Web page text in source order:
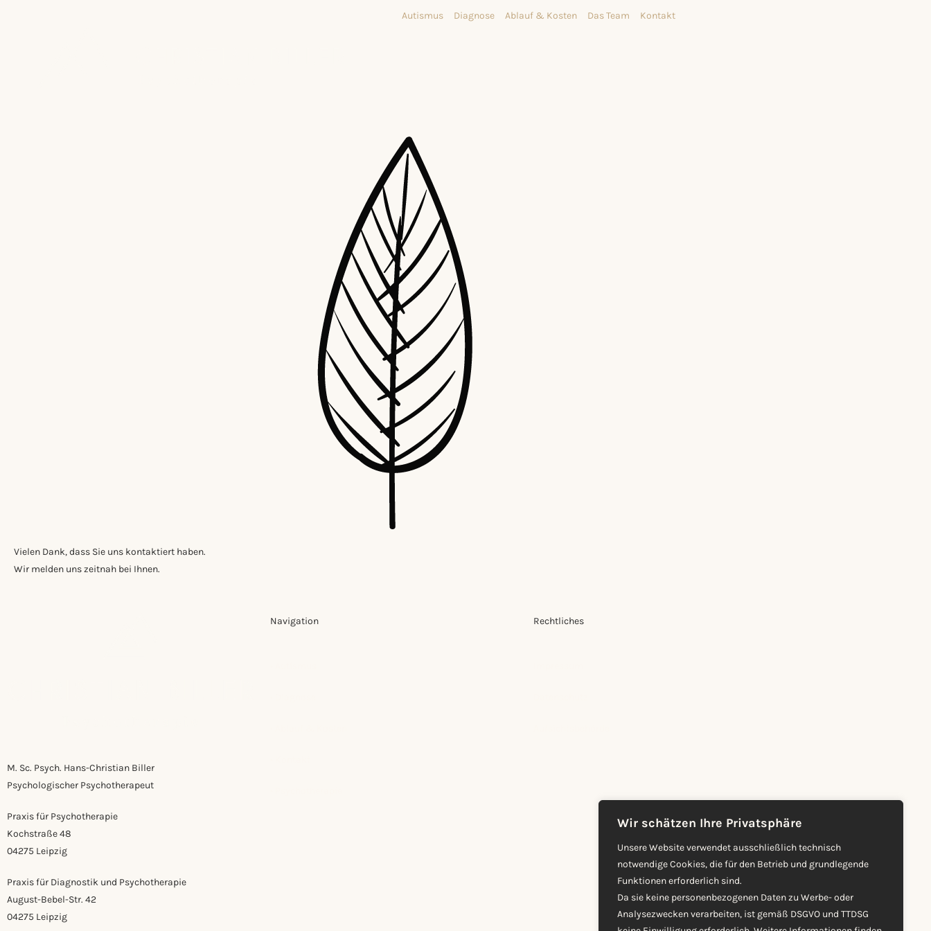
Wir schätzen Ihre Privatsphäre
Unsere Website verwendet ausschließlich technisch
notwendige Cookies, die für den Betrieb und grundlegende
Funktionen erforderlich sind.
Da sie keine personenbezogenen Daten zu Werbe- oder
Analysezwecken verarbeiten, ist gemäß DSGVO und TTDSG
Autismus Diagnose Ablauf & Kosten Das Team Kontakt
Vielen Dank, dass Sie uns kontaktiert haben.
Wir melden uns zeitnah bei Ihnen.
M. Sc. Psych. Hans-Christian Biller
Psychologischer Psychotherapeut
Praxis für Psychotherapie
Kochstraße 48
04275 Leipzig
Praxis für Diagnostik und Psychotherapie
August-Bebel-Str. 42
04275 Leipzig
Navigation Rechtliches